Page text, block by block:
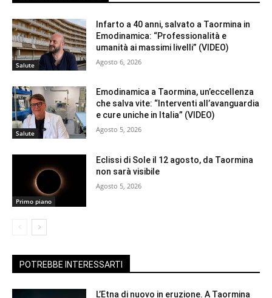
Salute
Infarto a 40 anni, salvato a Taormina in
Emodinamica: “Professionalità e
umanità ai massimi livelli” (VIDEO)
Agosto 6, 2026
Salute
Emodinamica a Taormina, un’eccellenza
che salva vite: “Interventi all’avanguardia
e cure uniche in Italia” (VIDEO)
Agosto 5, 2026
Primo piano
Eclissi di Sole il 12 agosto, da Taormina
non sarà visibile
Agosto 5, 2026
POTREBBE INTERESSARTI
L’Etna di nuovo in eruzione. A Taormina